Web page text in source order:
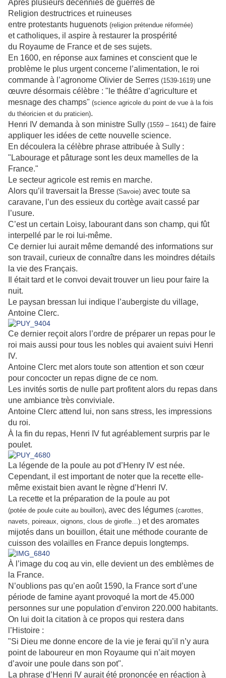
Après plusieurs décennies de guerres de
Religion destructrices et ruineuses
entre protestants huguenots (religion prétendue réformée)
et catholiques, il aspire à restaurer la prospérité
du Royaume de France et de ses sujets.
En 1600, en réponse aux famines et conscient que le
problème le plus urgent concerne l’alimentation, le roi
commande à l’agronome Olivier de Serres (1539-1619) une
œuvre désormais célèbre : "le théâtre d’agriculture et
mesnage des champs" (science agricole du point de vue à la fois
du théoricien et du praticien).
Henri IV demanda à son ministre Sully (1559 – 1641) de faire
appliquer les idées de cette nouvelle science.
En découlera la célèbre phrase attribuée à Sully :
"Labourage et pâturage sont les deux mamelles de la
France."
Le secteur agricole est remis en marche.
Alors qu’il traversait la Bresse (Savoie) avec toute sa
caravane, l’un des essieux du cortège avait cassé par
l’usure.
C’est un certain Loisy, labourant dans son champ, qui fût
interpellé par le roi lui-même.
Ce dernier lui aurait même demandé des informations sur
son travail, curieux de connaître dans les moindres détails
la vie des Français.
Il était tard et le convoi devait trouver un lieu pour faire la
nuit.
Le paysan bressan lui indique l’aubergiste du village,
Antoine Clerc.
Ce dernier reçoit alors l’ordre de préparer un repas pour le
roi mais aussi pour tous les nobles qui avaient suivi Henri
IV.
Antoine Clerc met alors toute son attention et son cœur
pour concocter un repas digne de ce nom.
Les invités sortis de nulle part profitent alors du repas dans
une ambiance très conviviale.
Antoine Clerc attend lui, non sans stress, les impressions
du roi.
À la fin du repas, Henri IV fut agréablement surpris par le
poulet.
La légende de la poule au pot d’Henry IV est née.
Cependant, il est important de noter que la recette elle-
même existait bien avant le règne d’Henri IV.
La recette et la préparation de la poule au pot
(potée de poule cuite au bouillon), avec des légumes (carottes,
navets, poireaux, oignons, clous de girofle…) et des aromates
mijotés dans un bouillon, était une méthode courante de
cuisson des volailles en France depuis longtemps.
À l’image du coq au vin, elle devient un des emblèmes de
la France.
N’oublions pas qu’en août 1590, la France sort d’une
période de famine ayant provoqué la mort de 45.000
personnes sur une population d’environ 220.000 habitants.
On lui doit la citation à ce propos qui restera dans
l’Histoire :
"Si Dieu me donne encore de la vie je ferai qu’il n’y aura
point de laboureur en mon Royaume qui n’ait moyen
d’avoir une poule dans son pot".
La phrase d’Henri IV aurait été prononcée en réaction à